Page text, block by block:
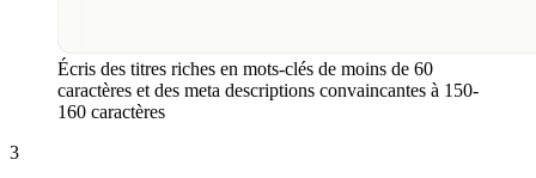
Écris des titres riches en mots-clés de moins de 60
caractères et des meta descriptions convaincantes à 150-
160 caractères
3